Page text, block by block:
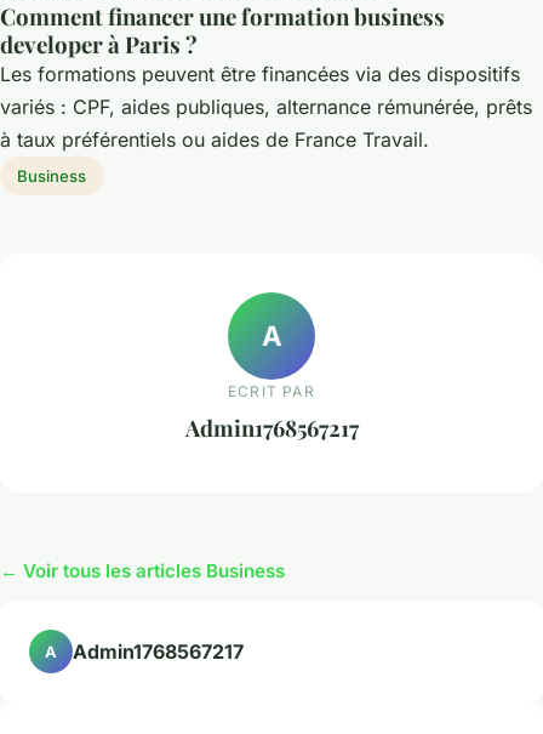
Comment financer une formation business
developer à Paris ?
Les formations peuvent être financées via des dispositifs
variés : CPF, aides publiques, alternance rémunérée, prêts
à taux préférentiels ou aides de France Travail.
Business
A
ECRIT PAR
Admin1768567217
← Voir tous les articles Business
A Admin1768567217